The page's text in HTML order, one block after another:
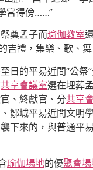
宮得傍……”
奠孟子而瑜伽教室
吉禮，集樂、歌、
日的平易近間“公祭
共享會議室選在埋葬孟
、終獻官、分共享
鄒城平易近間文明
下來的，與普通平
瑜伽場地的優聚會